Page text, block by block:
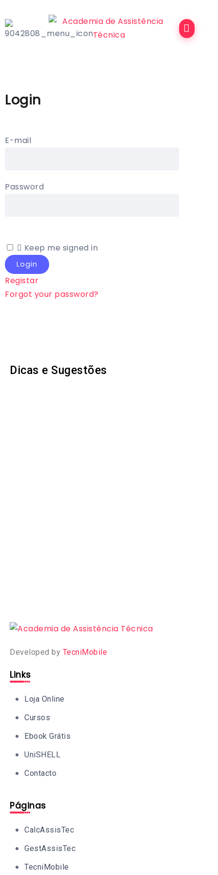
Login
E-mail
Password
Keep me signed in
Registar
Forgot your password?
Dicas e Sugestões
Developed by TecniMobile
Links
Loja Online
Cursos
Ebook Grátis
UniSHELL
Contacto
Páginas
CalcAssisTec
GestAssisTec
TecniMobile